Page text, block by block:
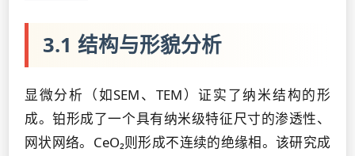
3.1 结构与形貌分析
显微分析（如SEM、TEM）证实了纳米结构的形
成。铂形成了一个具有纳米级特征尺寸的渗透性、
网状网络。CeO₂则形成不连续的绝缘相。该研究成